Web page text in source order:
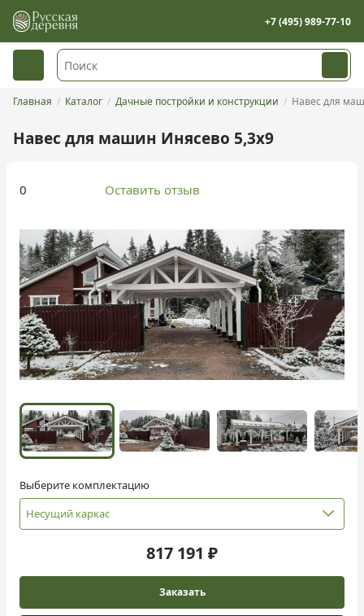
+7 (495) 989-77-10
Главная Каталог Дачные постройки и конструкции Навес для
Навес для машин Инясево 5,3х9
0 Оставить отзыв
Выберите комплектацию
Несущий каркас
817 191 ₽
Заказать